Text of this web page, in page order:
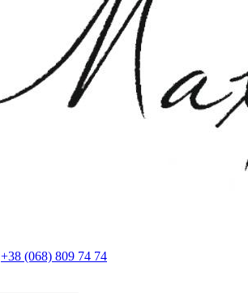
+38 (068) 809 74 74